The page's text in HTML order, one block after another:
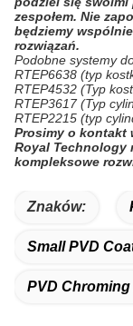
zespołem. Nie
będziemy
rozwiązań.
Podobne systemy
RTEP6638 (typ
RTEP4532 (Typ
RTEP3617 (Typ
RTEP2215 (typ
Prosimy o kontakt
Royal Technology
kompleksowe
Znaków:
Small PVD
PVD